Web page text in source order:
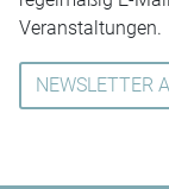
Veranstaltungen.
NEWSLETTER